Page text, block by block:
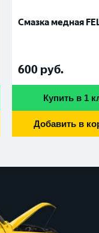
Смазка медная
600 руб.
Купить в 1
Добавить в